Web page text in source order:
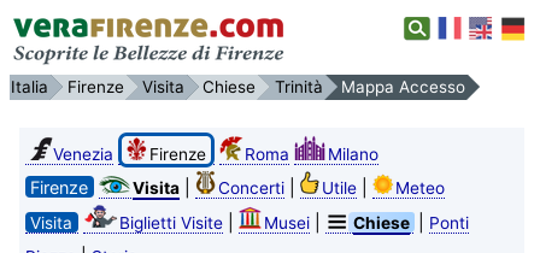
Italia Firenze Visita Chiese Trinità Mappa Accesso
Venezia Firenze Roma Milano
Firenze Visita| Concerti| Utile|
Meteo
Visita
Biglietti Visite| Musei| Chiese
Ponti